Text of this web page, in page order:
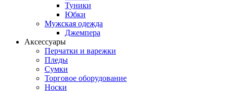
Туники
Юбки
Мужская одежда
Джемпера
Аксессуары
Перчатки и варежки
Пледы
Сумки
Торговое оборудование
Носки